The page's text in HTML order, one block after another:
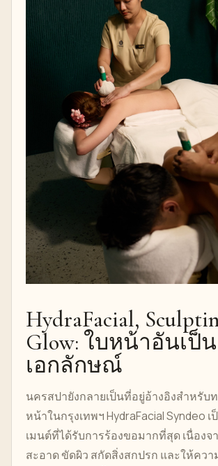
HydraFacial,
Glow: ใบหน้าอันเป็น
เอกลักษณ์
นครสปายังกลายเป็นที่อยู่อ้างอิงสำหรับ
หน้าในกรุงเทพฯ HydraFacial Syndeo
เมนต์ที่ได้รับการร้องขอมากที่สุด เนื่องจ
สะอาด ขัดผิว สกัดสิ่งสกปรก และให้คว